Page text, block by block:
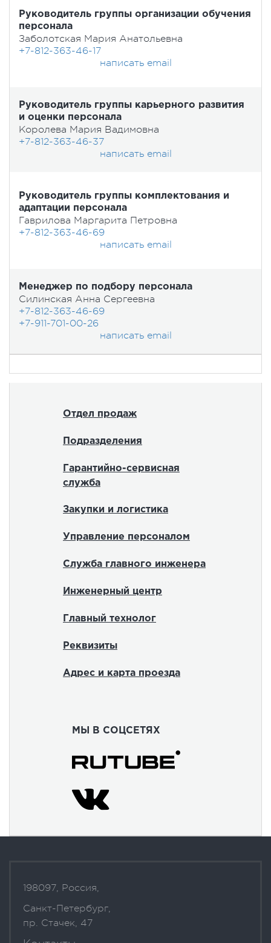
Руководитель группы организации обучения
персонала
Заболотская Мария Анатольевна
+7-812-363-46-17
написать email
Руководитель группы карьерного развития
и оценки персонала
Королева Мария Вадимовна
+7-812-363-46-37
написать email
Руководитель группы комплектования и
адаптации персонала
Гаврилова Маргарита Петровна
+7-812-363-46-69
написать email
Менеджер по подбору персонала
Силинская Анна Сергеевна
+7-812-363-46-69
+7-911-701-00-26
написать email
Отдел продаж
Подразделения
Гарантийно-сервисная
служба
Закупки и логистика
Управление персоналом
Служба главного инженера
Инженерный центр
Главный технолог
Реквизиты
Адрес и карта проезда
МЫ В СОЦСЕТЯХ
198097, Россия,
Санкт-Петербург,
пр. Стачек, 47